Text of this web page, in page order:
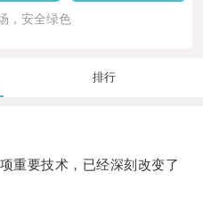
，安全绿色
排行
要技术，已经深刻改变了